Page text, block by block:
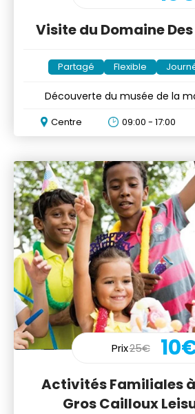
Visite du Domaine
Partagé Flexible
Découverte du musée de la
Centre 09:00 - 17:00
Prix25€
Activités Familiales
Gros Cailloux